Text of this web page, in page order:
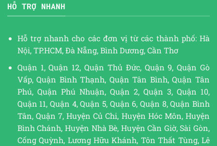
HỖ TRỢ NHANH
Hỗ trợ nhanh cho các đơn vị từ các thành phố: Hà
Nội, TP.HCM, Đà Nẵng, Bình Dương, Cần Thơ
Quận 1, Quận 12, Quận Thủ Đức, Quận 9, Quận Gò
Vấp, Quận Bình Thạnh, Quận Tân Bình, Quận Tân
Phú, Quận Phú Nhuận, Quận 2, Quận 3, Quận 10,
Quận 11, Quận 4, Quận 5, Quận 6, Quận 8, Quận Bình
Tân, Quận 7, Huyện Củ Chi, Huyện Hóc Môn, Huyện
Bình Chánh, Huyện Nhà Bè, Huyện Cần Giờ, Sài Gòn,
Cống Quỳnh, Lương Hữu Khánh, Tôn Thất Tùng, Lê